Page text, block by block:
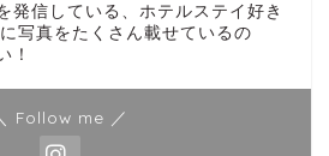
発信している、ホテルステイ好き
写真をたくさん載せているの
！
Follow me ／